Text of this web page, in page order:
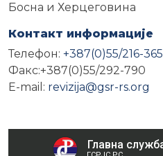
Босна и Херцеговина
Контакт информације
Телефон: +387(0)55/216-365
Факс:+387(0)55/292-790
E-mail: revizija@gsr-rs.org